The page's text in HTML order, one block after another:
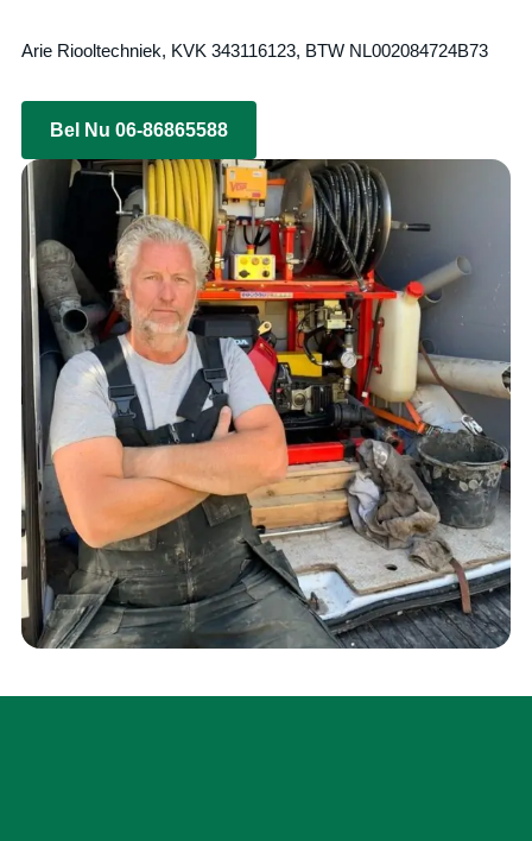
Arie Riooltechniek, KVK 343116123, BTW NL002084724B73
Bel Nu 06-86865588